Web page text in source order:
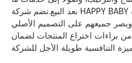
بعد البيع.تضم شركة HAPPY BABY مصممين ذوي خبرة
جميعهم على التصميم الأصلي
براءات اختراع المنتجات لضمان